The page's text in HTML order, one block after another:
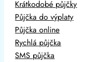
Krátkodobé půjčky
Půjčka do výplaty
Půjčka online
Rychlá půjčka
SMS půjčka